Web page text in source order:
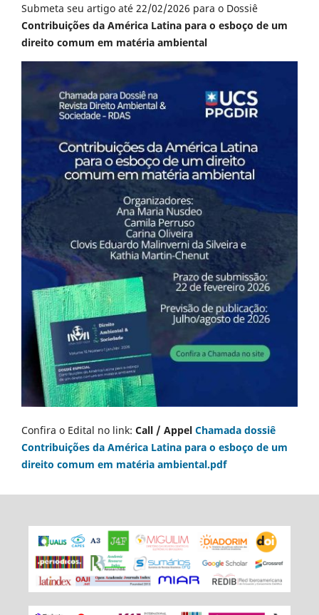
Submeta seu artigo até 22/02/2026 para o Dossiê
Contribuições da América Latina para o esboço de um
direito comum em matéria ambiental
Confira o Edital no link: Call / Appel Chamada dossiê
Contribuições da América Latina para o esboço de um
direito comum em matéria ambiental.pdf